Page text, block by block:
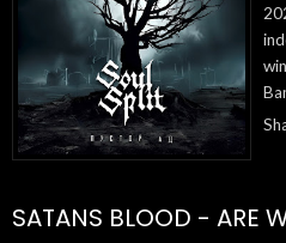
SATANS BLOOD - ARE